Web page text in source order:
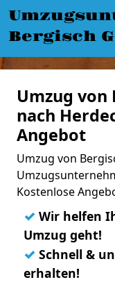
Bergisch
Umzug von
nach
Angebot
Umzug von
Kostenlose
✓ Wir helfen
Umzug geht!
✓ Schnell &
erhalten!